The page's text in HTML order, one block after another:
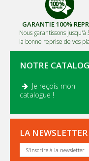
GARANTIE 100%
Nous garantissons jusqu'à
la bonne reprise de vos
NOTRE
Je reçois mon
catalogue !
LA
S'inscrire à la newsletter